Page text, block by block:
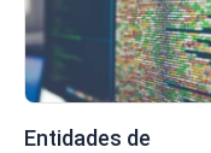
Entidades de